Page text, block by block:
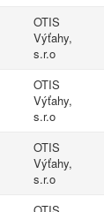
OTIS
Výťahy,
s.r.o
OTIS
Výťahy,
s.r.o
OTIS
Výťahy,
s.r.o